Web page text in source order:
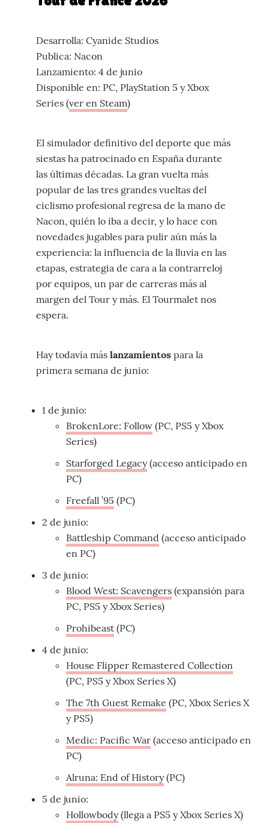
Desarrolla: Cyanide Studios
Publica: Nacon
Lanzamiento: 4 de junio
Disponible en: PC, PlayStation 5 y Xbox
Series (ver en Steam)
El simulador definitivo del deporte que más
siestas ha patrocinado en España durante
las últimas décadas. La gran vuelta más
popular de las tres grandes vueltas del
ciclismo profesional regresa de la mano de
Nacon, quién lo iba a decir, y lo hace con
novedades jugables para pulir aún más la
experiencia: la influencia de la lluvia en las
etapas, estrategia de cara a la contrarreloj
por equipos, un par de carreras más al
margen del Tour y más. El Tourmalet nos
espera.
Hay todavía más lanzamientos para la
primera semana de junio:
1 de junio:
BrokenLore: Follow (PC, PS5 y Xbox
Series)
Starforged Legacy(acceso anticipado en
PC)
Freefall ’95 (PC)
2 de junio:
Battleship Command (acceso anticipado
en PC)
3 de junio:
Blood West: Scavengers (expansión para
PC, PS5 y Xbox Series)
Prohibeast (PC)
4 de junio:
House Flipper Remastered Collection
(PC, PS5 y Xbox Series X)
The 7th Guest Remake (PC, Xbox Series X
y PS5)
Medic: Pacific War (acceso anticipado en
PC)
Alruna: End of History(PC)
5 de junio:
Hollowbody(llega a PS5 y Xbox Series X)